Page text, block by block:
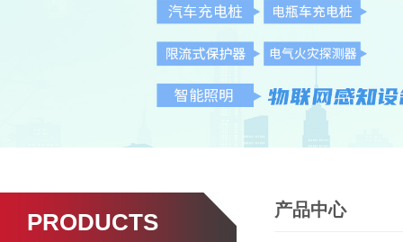
PRODUCTS 产品中心